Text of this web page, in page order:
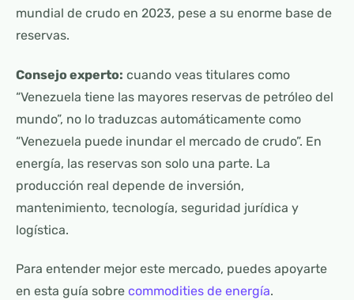
mundial de crudo en 2023, pese a su enorme base de
reservas.
Consejo experto: cuando veas titulares como
“Venezuela tiene las mayores reservas de petróleo del
mundo”, no lo traduzcas automáticamente como
“Venezuela puede inundar el mercado de crudo”. En
energía, las reservas son solo una parte. La
producción real depende de inversión,
mantenimiento, tecnología, seguridad jurídica y
logística.
Para entender mejor este mercado, puedes apoyarte
en esta guía sobre commodities de energía.